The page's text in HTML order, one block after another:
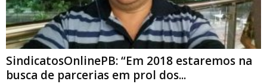
SindicatosOnlinePB: “Em 2018 estaremos na
busca de parcerias em prol dos...